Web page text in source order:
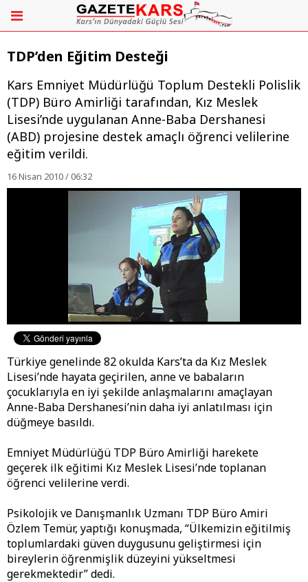
TDP’den Eğitim Desteği
Kars Emniyet Müdürlüğü Toplum Destekli Polislik
(TDP) Büro Amirliği tarafından, Kız Meslek
Lisesi’nde uygulanan Anne-Baba Dershanesi
(ABD) projesine destek amaçlı öğrenci velilerine
eğitim verildi.
16 Nisan 2010 / 06:32
Türkiye genelinde 82 okulda Kars’ta da Kız Meslek
Lisesi’nde hayata geçirilen, anne ve babaların
çocuklarıyla en iyi şekilde anlaşmalarını amaçlayan
Anne-Baba Dershanesi’nin daha iyi anlatılması için
düğmeye basıldı.
Emniyet Müdürlüğü TDP Büro Amirliği harekete
geçerek ilk eğitimi Kız Meslek Lisesi’nde toplanan
öğrenci velilerine verdi.
Psikolojik ve Danışmanlık Uzmanı TDP Büro Amiri
Özlem Temür, yaptığı konuşmada, “Ülkemizin eğitilmiş
toplumlardaki güven duygusunu geliştirmesi için
bireylerin öğrenmişlik düzeyini yükseltmesi
gerekmektedir” dedi.